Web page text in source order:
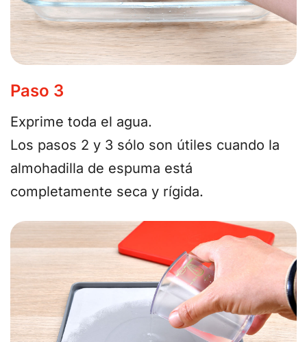
Paso 3
Exprime toda el agua.
Los pasos 2 y 3 sólo son útiles cuando la
almohadilla de espuma está
completamente seca y rígida.